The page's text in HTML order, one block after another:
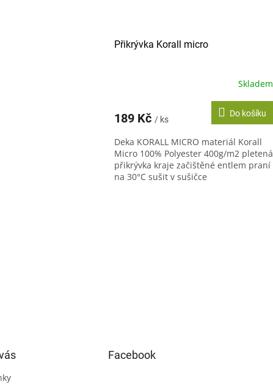
Přikrývka Korall micro
Skladem
189 Kč / ks
Do košíku
Deka KORALL MICRO materiál Korall
Micro 100% Polyester 400g/m2 pletená
přikrývka kraje začištěné entlem praní
na 30°C sušit v sušičce
Facebook